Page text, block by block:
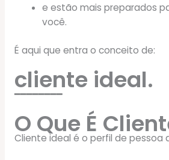
e estão mais preparados
você.
É aqui que entra o conceito de:
cliente ideal.
━━━━━━━━
O Que É
Cliente ideal é o perfil de pessoa